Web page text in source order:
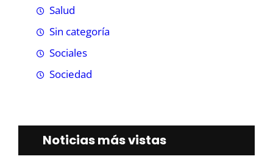
Salud
Sin categoría
Sociales
Sociedad
Noticias más vistas